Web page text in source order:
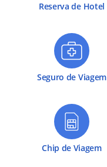
Reserva de Hotel
Seguro de Viagem
Chip de Viagem